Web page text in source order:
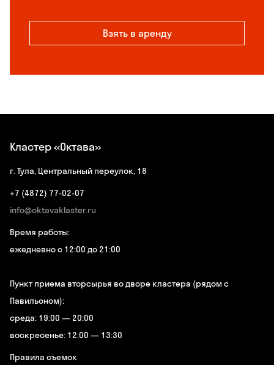
Взять в аренду
Кластер «Октава»
г. Тула, Центральный переулок, 18
+7 (4872) 77-02-07
info@oktavaklaster.ru
Время работы:
ежедневно с 12:00 до 21:00
Пункт приема вторсырья во дворе кластера (рядом с
Павильоном):
среда: 19:00 — 20:00
воскресенье: 12:00 — 13:30
Правила съемок